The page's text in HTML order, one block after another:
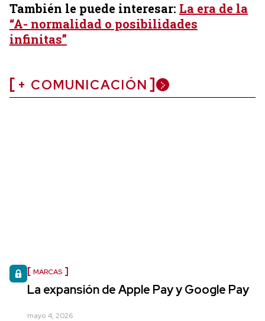
También le puede interesar: La era de la
“A- normalidad o posibilidades
infinitas”
+ COMUNICACIÓN
MARCAS
La expansión de Apple Pay y Google Pay
mayo 4, 2026